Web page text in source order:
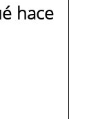
hace